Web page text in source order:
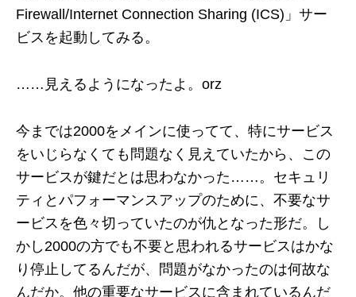
Firewall/Internet Connection Sharing (ICS)」サー
ビスを起動してみる。
……見えるようになったよ。orz
今までは2000をメインに使ってて、特にサービス
をいじらなくても問題なく見えていたから、この
サービスが鍵だとは思わなかった……。セキュリ
ティとパフォーマンスアップのために、不要なサ
ービスを色々切っていたのが仇となった形だ。し
かし2000の方でも不要と思われるサービスはかな
り停止してるんだが、問題がなかったのは何故な
んだか。他の重要なサービスに含まれているんだ